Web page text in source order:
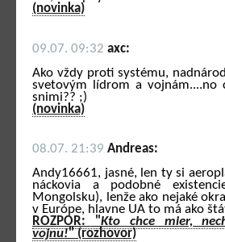
(novinka)
09.07. 09:32 axc:
Ako vždy proti systému,
svetovým lídrom a vojnám....no
snimi?? ;)
(novinka)
08.07. 21:39 Andreas:
Andy16661, jasné, len ty si
náckovia a podobné
Mongolsku), lenže ako nejaké
v Európe, hlavne UA to má ako
ROZPOR: "Kto chce mier,
vojnu!" (rozhovor)